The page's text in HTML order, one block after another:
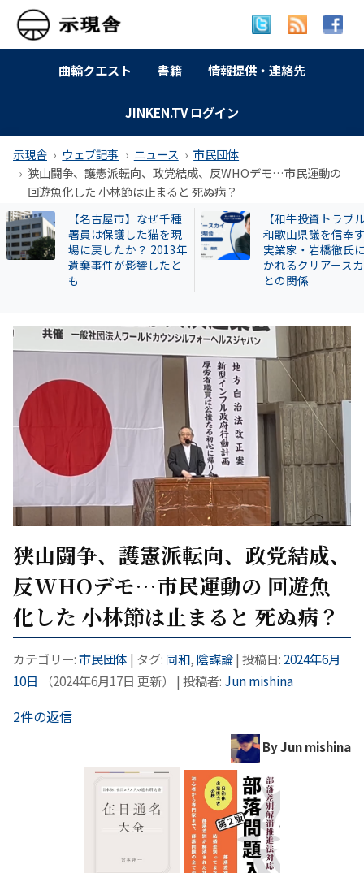
曲輪クエスト 書籍 情報提供・連絡先
JINKEN.TV ログイン
示現舎 ウェブ記事 ニュース
市民団体
狭山闘争、護憲派転向、政党結成、反WHOデモ…市民運動の
回遊魚化した 小林節は止まると 死ぬ病？
【和牛投資トラブル】
和歌山県議を信奉する
実業家・岩橋徹氏に囁
かれるクリアースカイ
との関係
曲輪クエスト(462)
本町広瀬
狭山闘争、護憲派転向、政党結成、
反WHOデモ…市民運動の 回遊魚
化した 小林節は止まると 死ぬ病？
カテゴリー:市民団体 | タグ: 同和, 陰謀論| 投稿日: 2024年6月
10日
（2024年6月17日 更新） | 投稿者: Jun mishina
2件の返信
By Jun mishina